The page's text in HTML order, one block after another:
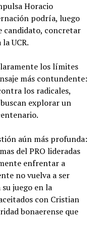
Horacio
podría, luego
candidato, concretar
UCR.
los límites
más contundente:
los radicales,
explorar un
aún más profunda:
del PRO lideradas
enfrentar a
no vuelva a ser
juego en la
con Cristian
bonaerense que